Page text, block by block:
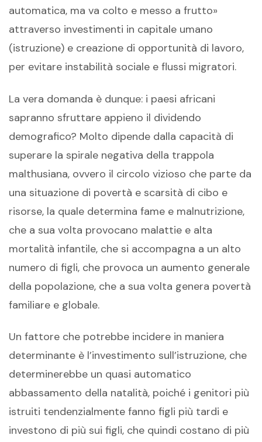
automatica, ma va colto e messo a frutto»
attraverso investimenti in capitale umano
(istruzione) e creazione di opportunità di lavoro,
per evitare instabilità sociale e flussi migratori.
La vera domanda è dunque: i paesi africani
sapranno sfruttare appieno il dividendo
demografico? Molto dipende dalla capacità di
superare la spirale negativa della trappola
malthusiana, ovvero il circolo vizioso che parte da
una situazione di povertà e scarsità di cibo e
risorse, la quale determina fame e malnutrizione,
che a sua volta provocano malattie e alta
mortalità infantile, che si accompagna a un alto
numero di figli, che provoca un aumento generale
della popolazione, che a sua volta genera povertà
familiare e globale.
Un fattore che potrebbe incidere in maniera
determinante è l’investimento sull’istruzione, che
determinerebbe un quasi automatico
abbassamento della natalità, poiché i genitori più
istruiti tendenzialmente fanno figli più tardi e
investono di più sui figli, che quindi costano di più